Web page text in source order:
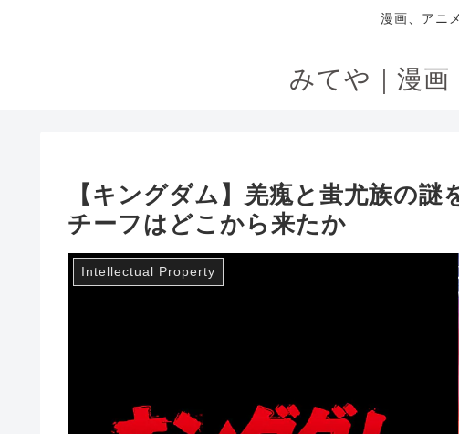
漫画、アニ
みてや｜漫
【キングダム】羌瘣と蚩尤族の
チーフはどこから来たか
Intellectual Property